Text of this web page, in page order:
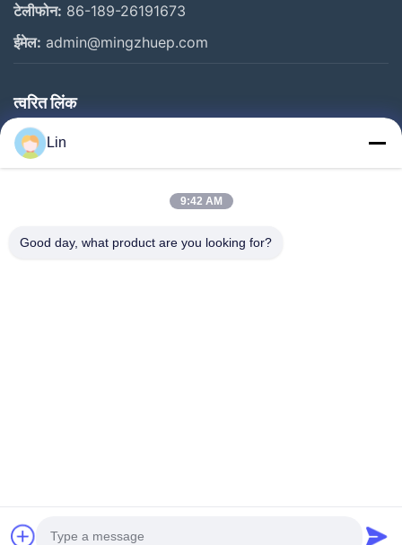
टेलीफोन: 86-189-26191673
ईमेल: admin@mingzhuep.com
त्वरित लिंक
घर
उत्पाद
कारखाने का दौरा
©2017- GUANGZHOU JIAJUE TRADING CO.,LTD. सर्वाधिकार सुरक्षित।
Lin
9:42 AM
Good day, what product are you looking for?